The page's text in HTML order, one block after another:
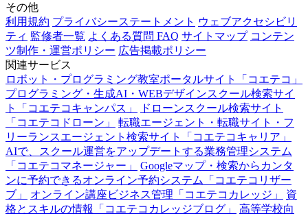
その他
利用規約 プライバシーステートメント ウェブアクセシビリ
ティ 監修者一覧 よくある質問 FAQ サイトマップ コンテン
ツ制作・運営ポリシー 広告掲載ポリシー
関連サービス
ロボット・プログラミング教室ポータルサイト「コエテコ」
プログラミング・生成AI・WEBデザインスクール検索サイ
ト「コエテコキャンパス」
ドローンスクール検索サイト
「コエテコドローン」
転職エージェント・転職サイト・フ
リーランスエージェント検索サイト「コエテコキャリア」
AIで、スクール運営をアップデートする業務管理システム
「コエテコマネージャー」
Googleマップ・検索からカンタ
ンに予約できるオンライン予約システム「コエテコリザー
ブ」
オンライン講座ビジネス管理「コエテコカレッジ」
資
格とスキルの情報「コエテコカレッジブログ」
高等学校向